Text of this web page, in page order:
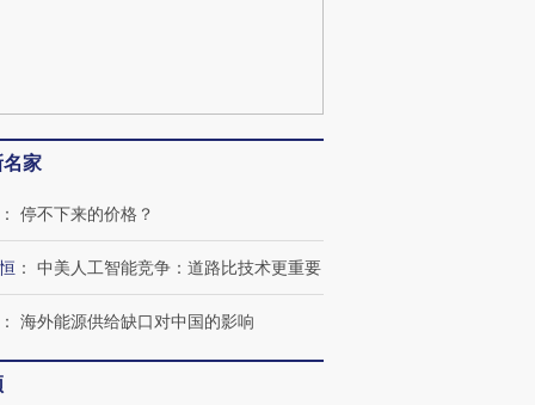
家
： 停不下来的价格？
： 中美人工智能竞争：道路比技术更重要
： 海外能源供给缺口对中国的影响